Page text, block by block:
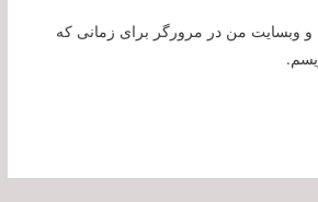
و وبسایت من در مرورگر برای زمانی که